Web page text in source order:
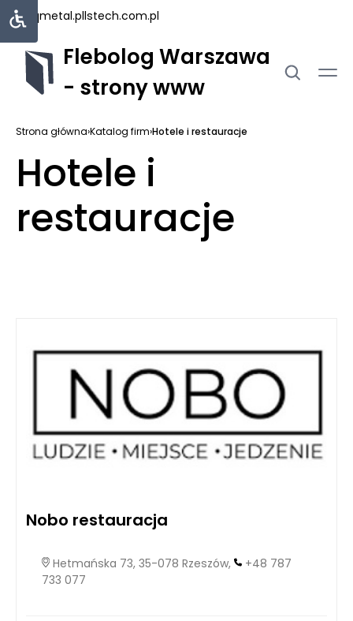
uniqmetal.pllstech.com.pl
Flebolog Warszawa
- strony www
Strona główna›Katalog firm›Hotele i restauracje
Hotele i
restauracje
Nobo restauracja
Hetmańska 73, 35-078 Rzeszów,
+48 787
733 077